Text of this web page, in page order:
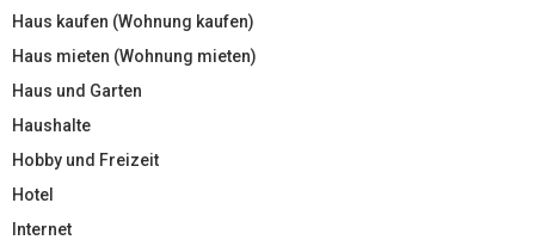
Haus kaufen (Wohnung kaufen)
Haus mieten (Wohnung mieten)
Haus und Garten
Haushalte
Hobby und Freizeit
Hotel
Internet